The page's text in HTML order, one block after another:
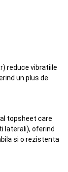
reduce vibratiile
un plus de
topsheet care
laterali), oferind
si o rezistenta